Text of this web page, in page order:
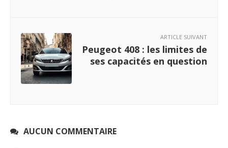
ARTICLE SUIVANT
Peugeot 408 : les limites de
ses capacités en question
AUCUN COMMENTAIRE